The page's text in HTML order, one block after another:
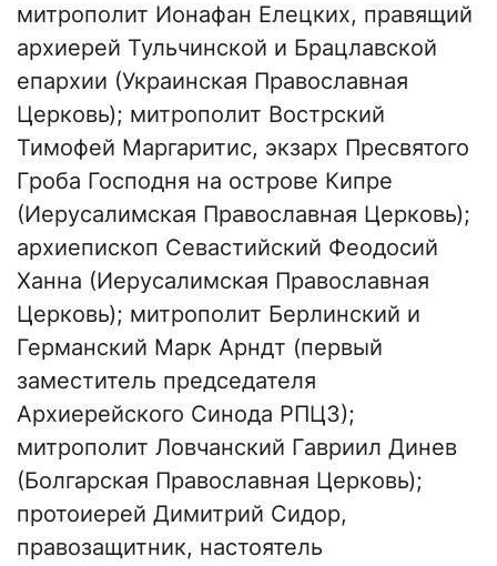
митрополит Ионафан Елецких, правящий
архиерей Тульчинской и Брацлавской
епархии (Украинская Православная
Церковь); митрополит Вострский
Тимофей Маргаритис, экзарх Пресвятого
Гроба Господня на острове Кипре
(Иерусалимская Православная Церковь);
архиепископ Севастийский Феодосий
Ханна (Иерусалимская Православная
Церковь); митрополит Берлинский и
Германский Марк Арндт (первый
заместитель председателя
Архиерейского Синода РПЦЗ);
митрополит Ловчанский Гавриил Динев
(Болгарская Православная Церковь);
протоиерей Димитрий Сидор,
правозащитник, настоятель